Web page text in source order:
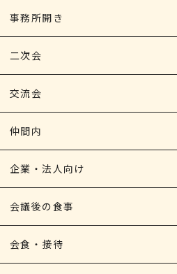
事務所開き
二次会
交流会
仲間内
企業・法人向け
会議後の食事
会食・接待